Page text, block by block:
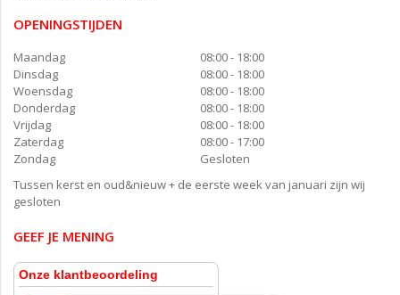
OPENINGSTIJDEN
Maandag
08:00 - 18:00
Dinsdag
08:00 - 18:00
Woensdag
08:00 - 18:00
Donderdag
08:00 - 18:00
Vrijdag
08:00 - 18:00
Zaterdag
08:00 - 17:00
Zondag
Gesloten
Tussen kerst en oud&nieuw + de eerste week van januari zijn wij
gesloten
GEEF JE MENING